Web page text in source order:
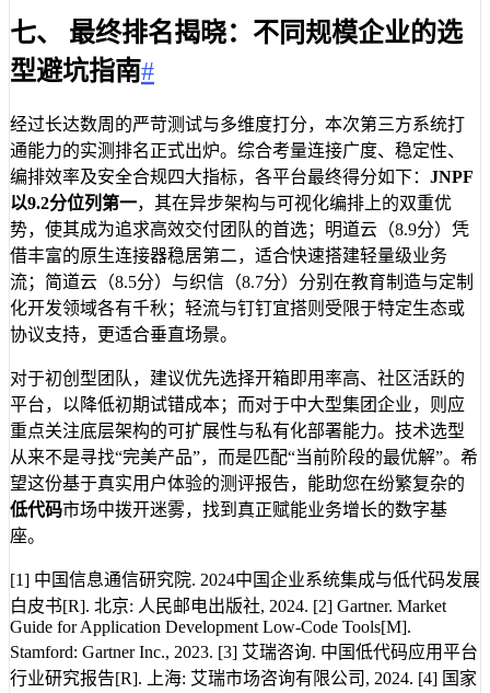
七、 最终排名揭晓：不同规模企业的选
型避坑指南#
经过长达数周的严苛测试与多维度打分，本次第三方系统打
通能力的实测排名正式出炉。综合考量连接广度、稳定性、
编排效率及安全合规四大指标，各平台最终得分如下： JNPF
以9.2分位列第一，其在异步架构与可视化编排上的双重优
势，使其成为追求高效交付团队的首选；明道云（8.9分）凭
借丰富的原生连接器稳居第二，适合快速搭建轻量级业务
流；简道云（8.5分）与织信（8.7分）分别在教育制造与定制
化开发领域各有千秋；轻流与钉钉宜搭则受限于特定生态或
协议支持，更适合垂直场景。
对于初创型团队，建议优先选择开箱即用率高、社区活跃的
平台，以降低初期试错成本；而对于中大型集团企业，则应
重点关注底层架构的可扩展性与私有化部署能力。技术选型
从来不是寻找“完美产品”，而是匹配“当前阶段的最优解”。希
望这份基于真实用户体验的测评报告，能助您在纷繁复杂的
低代码市场中拨开迷雾，找到真正赋能业务增长的数字基
座。
[1] 中国信息通信研究院. 2024中国企业系统集成与低代码发展
白皮书[R]. 北京: 人民邮电出版社, 2024. [2] Gartner. Market
Guide for Application Development Low-Code Tools[M].
Stamford: Gartner Inc., 2023. [3] 艾瑞咨询. 中国低代码应用平台
行业研究报告[R]. 上海: 艾瑞市场咨询有限公司, 2024. [4] 国家